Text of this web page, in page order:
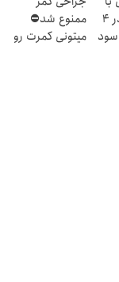
اسنپ پی | در ۴
ممنوع شد⛔
میتونی کمرت رو